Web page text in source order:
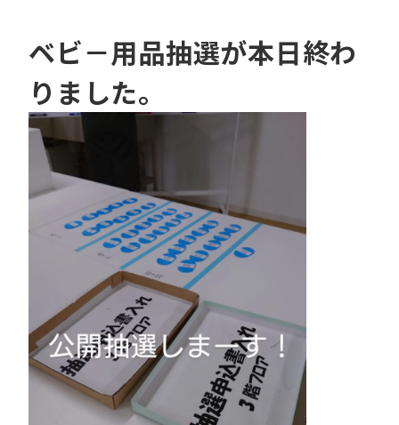
ベビ－用品抽選が本日終わ
りました。